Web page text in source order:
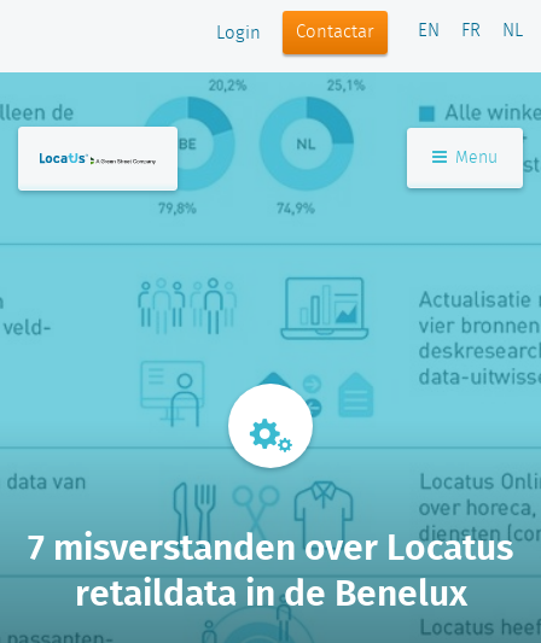
Login Contactar EN FR NL
Menu
7 misverstanden over Locatus
retaildata in de Benelux